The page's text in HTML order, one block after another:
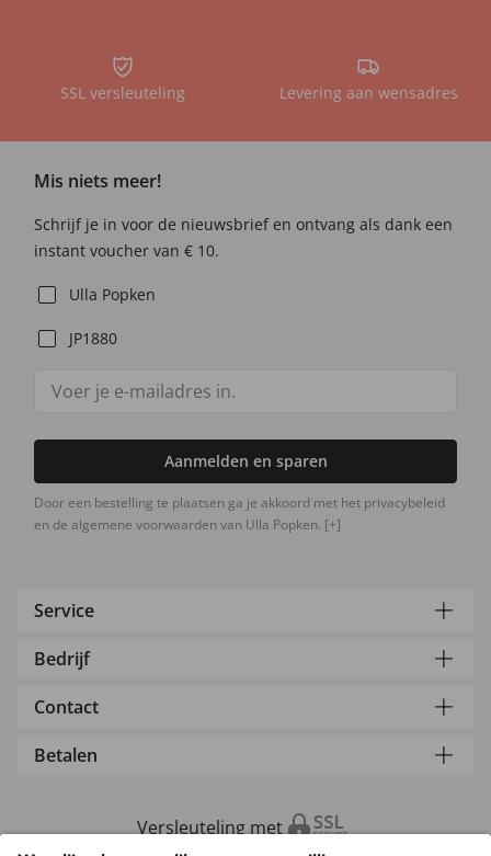
SSL versleuteling Levering aan wensadres
Mis niets meer!
Schrijf je in voor de nieuwsbrief en ontvang als dank een
instant voucher van € 10.
Ulla Popken
JP1880
Aanmelden en sparen
Door een bestelling te plaatsen ga je akkoord met het privacybeleid
en de algemene voorwaarden van Ulla Popken. [+]
Service
Bedrijf
Contact
Betalen
Versleuteling met